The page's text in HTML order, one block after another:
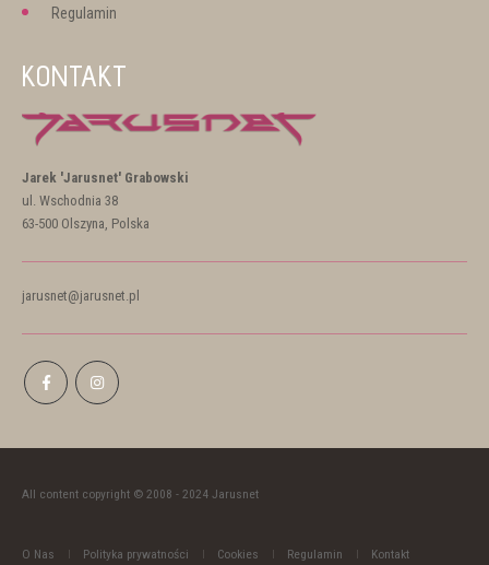
Regulamin
KONTAKT
Jarek 'Jarusnet' Grabowski
ul. Wschodnia 38
63-500 Olszyna, Polska
jarusnet@jarusnet.pl
O Nas Polityka prywatności Cookies Regulamin Kontakt
All content copyright © 2008 - 2024 Jarusnet